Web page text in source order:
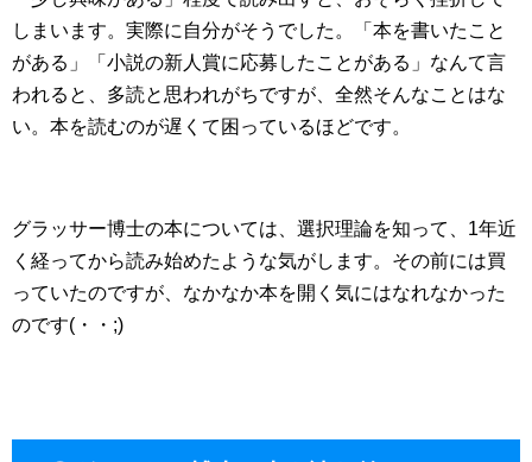
しまいます。実際に自分がそうでした。「本を書いたこと
がある」「小説の新人賞に応募したことがある」なんて言
われると、多読と思われがちですが、全然そんなことはな
い。本を読むのが遅くて困っているほどです。
グラッサー博士の本については、選択理論を知って、1年近
く経ってから読み始めたような気がします。その前には買
っていたのですが、なかなか本を開く気にはなれなかった
のです(・・;)